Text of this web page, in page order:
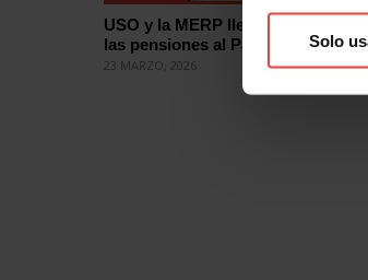
Solo
USO y la MERP llevan el blindaje de
las pensiones al Pacto de Toledo
23 MARZO, 2026